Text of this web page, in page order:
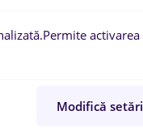
Permite
Modifică